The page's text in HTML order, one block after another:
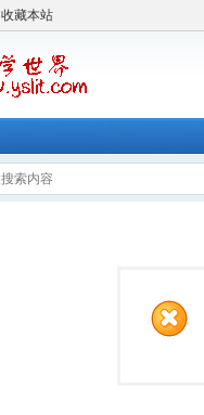
收藏本站